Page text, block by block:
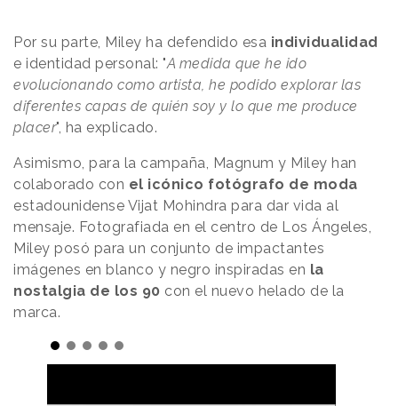
Por su parte, Miley ha defendido esa individualidad
e identidad personal: "A medida que he ido
evolucionando como artista, he podido explorar las
diferentes capas de quién soy y lo que me produce
placer", ha explicado.
Asimismo, para la campaña, Magnum y Miley han
colaborado con el icónico fotógrafo de moda
estadounidense Vijat Mohindra para dar vida al
mensaje. Fotografiada en el centro de Los Ángeles,
Miley posó para un conjunto de impactantes
imágenes en blanco y negro inspiradas en la
nostalgia de los 90 con el nuevo helado de la
marca.